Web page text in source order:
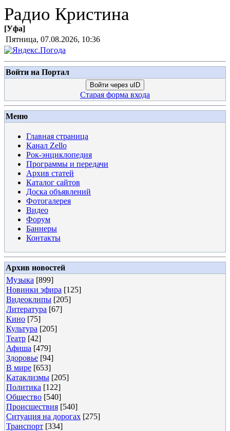
Радио Кристина
[Уфа]
Пятница, 07.08.2026, 10:36
Войти на Портал
Войти через uID
Старая форма входа
Меню
Главная страница
Канал Zello
Рок-энциклопедия
Программы и передачи
Архив статей
Каталог сайтов
Доска объявлений
Фотогалерея
Видео
Форум
Баннеры
Контакты
Архив новостей
Музыка [899]
Новинки эфира [125]
Видеоклипы [205]
Литература [67]
Кино [75]
Культура [205]
Театр [42]
Афиша [479]
Здоровье [94]
В мире [653]
Катаклизмы [205]
Политика [122]
Общество [540]
Происшествия [540]
Ситуация на дорогах [275]
Транспорт [334]